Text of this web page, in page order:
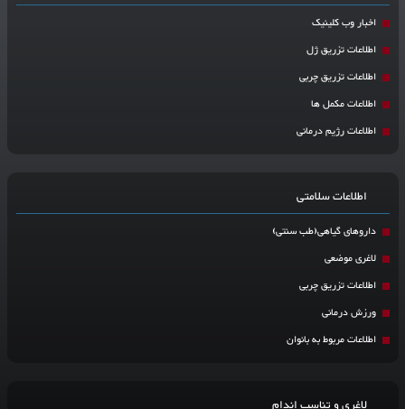
اخبار وب کلینیک
اطلاعات تزریق ژل
اطلاعات تزریق چربی
اطلاعات مکمل ها
اطلاعات رژیم درمانی
اطلاعات سلامتی
داروهای گیاهی(طب سنتی)
لاغری موضعی
اطلاعات تزریق چربی
ورزش درمانی
اطلاعات مربوط به بانوان